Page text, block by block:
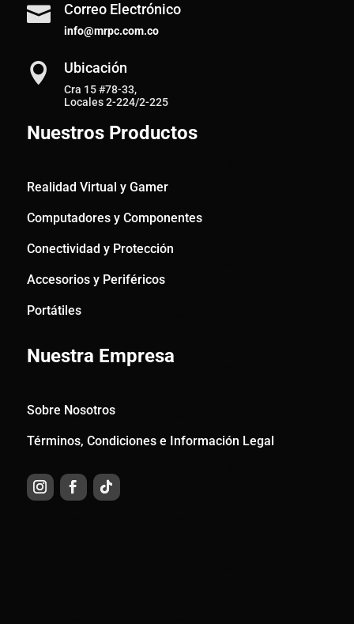
 Correo Electrónico
info@mrpc.com.co
 Ubicación
Cra 15 #78-33,
Locales 2-224/2-225
Nuestros Productos
Realidad Virtual y Gamer
Computadores y Componentes
Conectividad y Protección
Accesorios y Periféricos
Portátiles
Nuestra Empresa
Sobre Nosotros
Términos, Condiciones e Información Legal